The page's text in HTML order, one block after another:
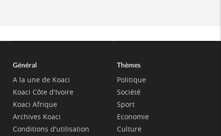
Général
A la une de Koaci
Koaci Côte d'Ivoire
Koaci Afrique
Archives Koaci
Conditions d'utilisation
Thèmes
Politique
Société
Sport
Economie
Culture